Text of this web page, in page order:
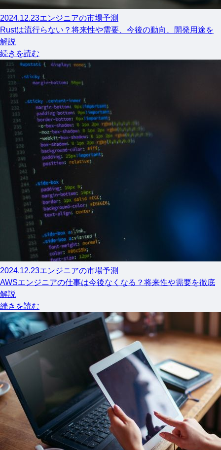
2024.12.23エンジニアの市場予測
Rustは流行らない？将来性や需要、今後の動向、開発用途を
解説
続きを読む
2024.12.23エンジニアの市場予測
AWSエンジニアの仕事は今後なくなる？将来性や需要を徹底
解説
続きを読む